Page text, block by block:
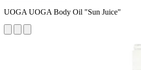
UOGA UOGA Body Oil "Sun Juice"